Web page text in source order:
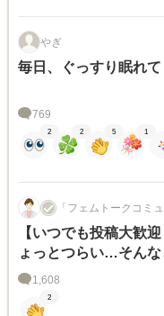
やぎ
毎日、ぐっすり眠れて
769
2 2 5 1
「フェムトークコミ
【いつでも投稿大歓
ょっとつらい…そん
る？1,608
2